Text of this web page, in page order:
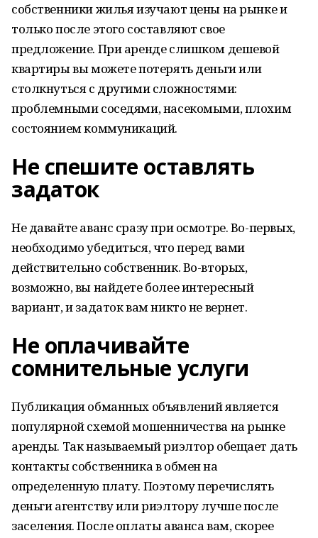
собственники жилья изучают цены на рынке и
только после этого составляют свое
предложение. При аренде слишком дешевой
квартиры вы можете потерять деньги или
столкнуться с другими сложностями:
проблемными соседями, насекомыми, плохим
состоянием коммуникаций.
Не спешите оставлять
задаток
Не давайте аванс сразу при осмотре. Во-первых,
необходимо убедиться, что перед вами
действительно собственник. Во-вторых,
возможно, вы найдете более интересный
вариант, и задаток вам никто не вернет.
Не оплачивайте
сомнительные услуги
Публикация обманных объявлений является
популярной схемой мошенничества на рынке
аренды. Так называемый риэлтор обещает дать
контакты собственника в обмен на
определенную плату. Поэтому перечислять
деньги агентству или риэлтору лучше после
заселения. После оплаты аванса вам, скорее